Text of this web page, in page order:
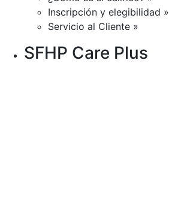
Inscripción y elegibilidad »
Servicio al Cliente »
SFHP Care Plus